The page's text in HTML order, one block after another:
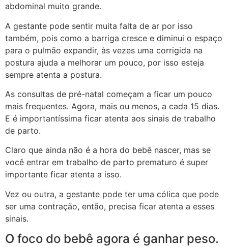
abdominal muito grande.
A gestante pode sentir muita falta de ar por isso
também, pois como a barriga cresce e diminui o espaço
para o pulmão expandir, às vezes uma corrigida na
postura ajuda a melhorar um pouco, por isso esteja
sempre atenta a postura.
As consultas de pré-natal começam a ficar um pouco
mais frequentes. Agora, mais ou menos, a cada 15 dias.
E é importantíssima ficar atenta aos sinais de trabalho
de parto.
Claro que ainda não é a hora do bebê nascer, mas se
você entrar em trabalho de parto prematuro é super
importante ficar atenta a isso.
Vez ou outra, a gestante pode ter uma cólica que pode
ser uma contração, então, precisa ficar atenta a esses
sinais.
O foco do bebê agora é ganhar peso.